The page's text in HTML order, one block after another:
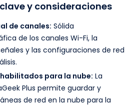
y consideraciones
de canales: Sólida
de los canales Wi-Fi, la
y las configuraciones de red
para la nube: La
Plus permite guardar y
de red en la nube para la